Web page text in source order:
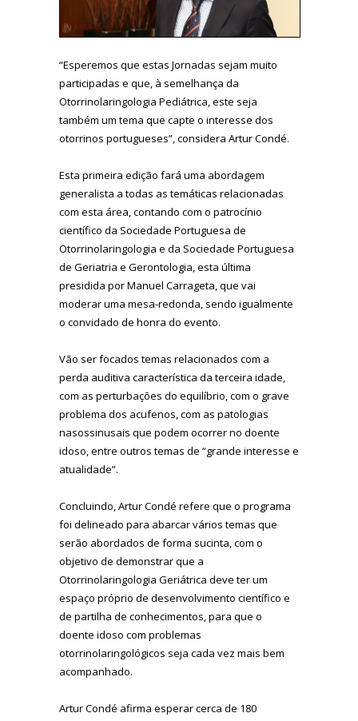
“Esperemos que estas Jornadas sejam muito
participadas e que, à semelhança da
Otorrinolaringologia Pediátrica, este seja
também um tema que capte o interesse dos
otorrinos portugueses”, considera Artur Condé.
Esta primeira edição fará uma abordagem
generalista a todas as temáticas relacionadas
com esta área, contando com o patrocínio
científico da Sociedade Portuguesa de
Otorrinolaringologia e da Sociedade Portuguesa
de Geriatria e Gerontologia, esta última
presidida por Manuel Carrageta, que vai
moderar uma mesa-redonda, sendo igualmente
o convidado de honra do evento.
Vão ser focados temas relacionados com a
perda auditiva característica da terceira idade,
com as perturbações do equilíbrio, com o grave
problema dos acufenos, com as patologias
nasossinusais que podem ocorrer no doente
idoso, entre outros temas de “grande interesse e
atualidade”.
Concluindo, Artur Condé refere que o programa
foi delineado para abarcar vários temas que
serão abordados de forma sucinta, com o
objetivo de demonstrar que a
Otorrinolaringologia Geriátrica deve ter um
espaço próprio de desenvolvimento científico e
de partilha de conhecimentos, para que o
doente idoso com problemas
otorrinolaringológicos seja cada vez mais bem
acompanhado.
Artur Condé afirma esperar cerca de 180